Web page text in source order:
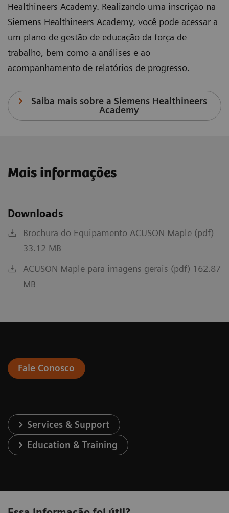
Healthineers Academy. Realizando uma inscrição na
Siemens Healthineers Academy, você pode acessar a
um plano de gestão de educação da força de
trabalho, bem como a análises e ao
acompanhamento de relatórios de progresso.
Saiba mais sobre a Siemens Healthineers
Academy
Mais informações
Downloads
Brochura do Equipamento ACUSON Maple (pdf)
33.12 MB
ACUSON Maple para imagens gerais (pdf) 162.87
MB
Fale Conosco
Services & Support
Education & Training